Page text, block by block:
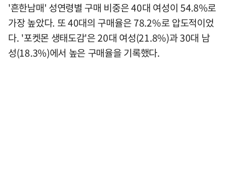
'흔한남매' 성연령별 구매 비중은 40대 여성이 54.8%로
가장 높았다. 또 40대의 구매율은 78.2%로 압도적이었
다. '포켓몬 생태도감'은 20대 여성(21.8%)과 30대 남
성(18.3%)에서 높은 구매율을 기록했다.